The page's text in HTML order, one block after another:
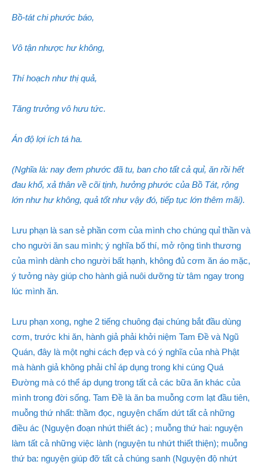
Bồ-tát chi phước báo,
Vô tận nhược hư không,
Thí hoạch như thị quả,
Tăng trưởng vô hưu tức.
Án độ lợi ích tá ha.
(Nghĩa là: nay đem phước đã tu, ban cho tất cả quỉ, ăn rồi hết
đau khổ, xả thân về cõi tịnh, hưởng phước của Bồ Tát, rộng
lớn như hư không, quả tốt như vậy đó, tiếp tục lớn thêm mãi).
Lưu phạn là san sẻ phần cơm của mình cho chúng quỉ thần và
cho người ăn sau mình; ý nghĩa bố thí, mở rộng tình thương
của mình dành cho người bất hạnh, không đủ cơm ăn áo mặc,
ý tưởng này giúp cho hành giả nuôi dưỡng từ tâm ngay trong
lúc mình ăn.
Lưu phạn xong, nghe 2 tiếng chuông đại chúng bắt đầu dùng
cơm, trước khi ăn, hành giả phải khởi niệm Tam Đề và Ngũ
Quán, đây là một nghi cách đẹp và có ý nghĩa của nhà Phật
mà hành giả không phải chỉ áp dụng trong khi cúng Quá
Đường mà có thể áp dụng trong tất cả các bữa ăn khác của
mình trong đời sống. Tam Đề là ăn ba muỗng cơm lạt đầu tiên,
muỗng thứ nhất: thầm đọc, nguyện chấm dứt tất cả những
điều ác (Nguyện đoạn nhứt thiết ác) ; muỗng thứ hai: nguyện
làm tất cả những việc lành (nguyện tu nhứt thiết thiện); muỗng
thứ ba: nguyện giúp đỡ tất cả chúng sanh (Nguyện độ nhứt